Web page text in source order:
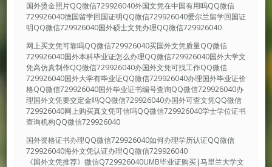
国外烫金照片QQ微信729926040外国文凭在中国有用吗QQ微信
729926040德国留学回国证明QQ微信729926040爱尔兰留学回国证
明QQ微信729926040国外硕士文凭办理QQ微信729926040
网上买文凭可靠吗QQ微信729926040买国外文凭质量QQ微信
729926040国外本科毕业证怎么办理QQ微信729926040国外大学文
凭高仿真制作QQ微信729926040办国外文凭可找工作QQ微信
729926040国外大学有毕业证QQ微信729926040办理国外毕业证价
格QQ微信729926040国外毕业证书编号查询QQ微信729926040办
理国外文凭要交定金吗QQ微信729926040办国外可查文凭QQ微信
729926040网上购买真文凭可信吗QQ微信729926040学士学位证书
查询机构QQ微信729926040
国外资格证书办理QQ微信729926040如何办理学历认证QQ微信
729926040海外文凭认证办理QQ微信729926040
《国外文凭推荐》微信Q729926040UMB毕业证购买|马里兰大学文